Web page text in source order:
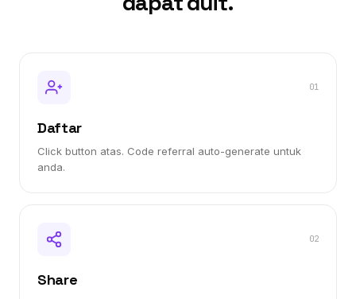
01
Daftar
Click button atas. Code referral auto-generate untuk
anda.
02
Share